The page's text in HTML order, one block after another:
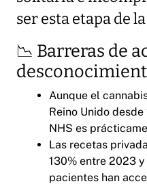
ser esta etapa de
📉 Barreras de
Aunque el
Reino Unido
NHS es
Las recetas
130% entre 2023
pacientes han